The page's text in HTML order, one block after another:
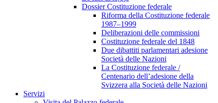
Dossier Costituzione federale
Riforma della Costituzione federale
1987–1999
Deliberazioni delle commissioni
Costituzione federale del 1848
Due dibattiti parlamentari adesione
Società delle Nazioni
La Costituzione federale /
Centenario dell’adesione della
Svizzera alla Società delle Nazioni
Servizi